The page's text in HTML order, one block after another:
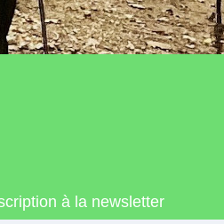
à la newsletter